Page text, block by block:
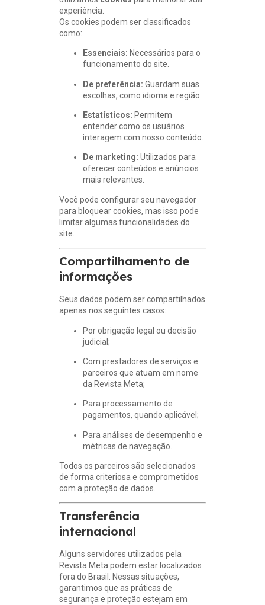
experiência.
Os cookies podem ser classificados
como:
Essenciais: Necessários para o
funcionamento do site.
De preferência: Guardam suas
escolhas, como idioma e região.
Estatísticos: Permitem
entender como os usuários
interagem com nosso conteúdo.
De marketing: Utilizados para
oferecer conteúdos e anúncios
mais relevantes.
Você pode configurar seu navegador
para bloquear cookies, mas isso pode
limitar algumas funcionalidades do
site.
Compartilhamento de
informações
Seus dados podem ser compartilhados
apenas nos seguintes casos:
Por obrigação legal ou decisão
judicial;
Com prestadores de serviços e
parceiros que atuam em nome
da Revista Meta;
Para processamento de
pagamentos, quando aplicável;
Para análises de desempenho e
métricas de navegação.
Todos os parceiros são selecionados
de forma criteriosa e comprometidos
com a proteção de dados.
Transferência
internacional
Alguns servidores utilizados pela
Revista Meta podem estar localizados
fora do Brasil. Nessas situações,
garantimos que as práticas de
segurança e proteção estejam em